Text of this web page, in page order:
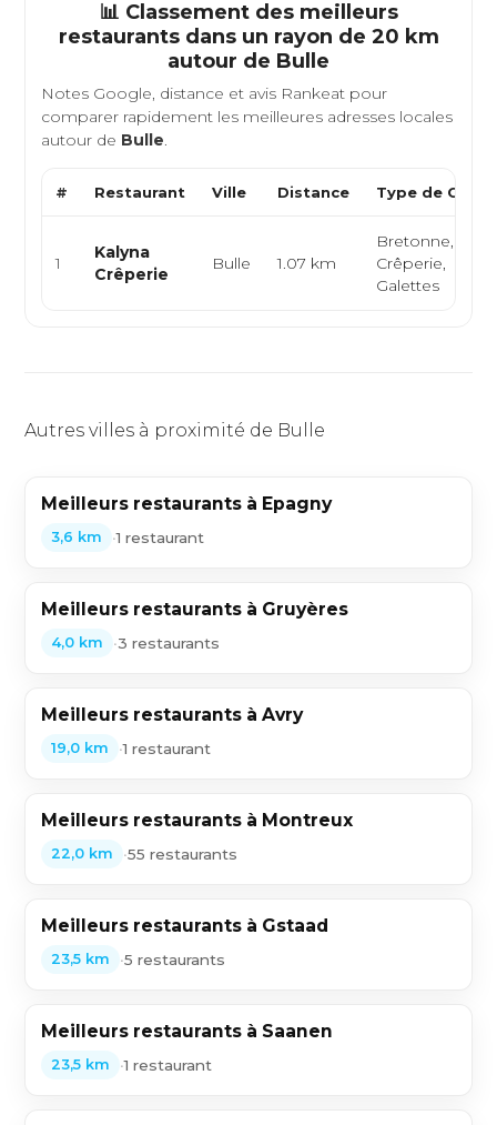
📊 Classement des meilleurs
restaurants dans un rayon de 20 km
autour de Bulle
Notes Google, distance et avis Rankeat pour
comparer rapidement les meilleures adresses locales
autour de Bulle.
# Restaurant Ville Distance Type de
1
Kalyna
Crêperie
Bulle 1.07 km
Bretonne,
Crêperie,
Galettes
Autres villes à proximité de Bulle
Meilleurs restaurants à Epagny
3,6 km •1 restaurant
Meilleurs restaurants à Gruyères
4,0 km •3 restaurants
Meilleurs restaurants à Avry
19,0 km •1 restaurant
Meilleurs restaurants à Montreux
22,0 km •55 restaurants
Meilleurs restaurants à Gstaad
23,5 km •5 restaurants
Meilleurs restaurants à Saanen
23,5 km •1 restaurant